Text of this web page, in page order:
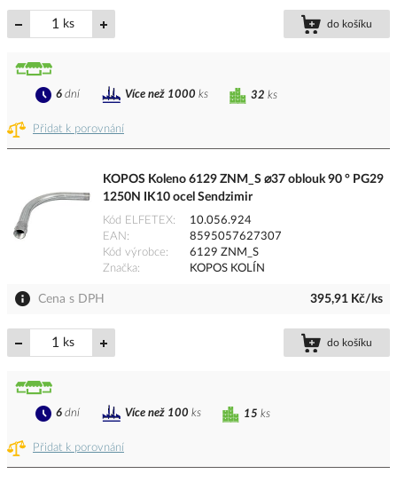
ks do košíku
Přidat k porovnání
32 ks
6 dní Více než 1000 ks
KOPOS Koleno 6129 ZNM_S ⌀37 oblouk 90 ° PG29
1250N IK10 ocel Sendzimir
Kód ELFETEX
10.056.924
EAN
8595057627307
Kód výrobce
6129 ZNM_S
Značka
KOPOS KOLÍN
Cena s DPH 395,91 Kč/ks
ks do košíku
Přidat k porovnání
15 ks
6 dní Více než 100 ks